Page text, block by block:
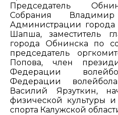
Председатель
Собрания
Администрации
Шапша, заместитель
города Обнинска по
председатель
Попова, член
Федерации
Федерации
Василий Ярзуткин,
физической культуры и
спорта Калужской